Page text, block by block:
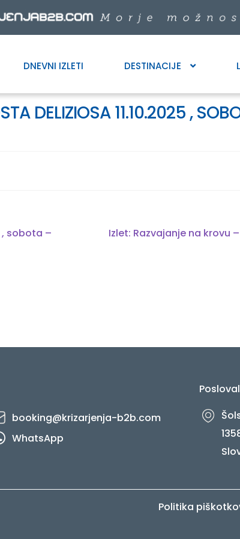
DNEVNI IZLETI DESTINACIJE
DELIZIOSA 11.10.2025 ,
, sobota –
Next
Izlet: Razvajanje na krovu
booking@krizarjenja-b2b.com
WhatsApp
Politika